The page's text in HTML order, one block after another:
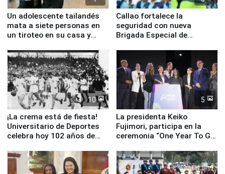
Un adolescente tailandés
mata a siete personas en
un tiroteo en su casa y
Callao fortalece la
seguridad con nueva
Brigada Especial de
equipamiento para
Serenazgo
10
¡La crema está de fiesta!
Universitario de Deportes
celebra hoy 102 años de
5
La presidenta Keiko
Fujimori, participa en la
ceremonia “One Year To Go